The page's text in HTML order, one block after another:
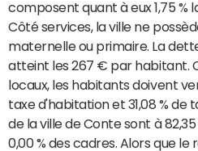
composent quant à eux 1,75 %
Côté services, la ville ne
maternelle ou primaire. La
atteint les 267 € par habitant.
locaux, les habitants doivent
taxe d'habitation et 31,08 % de
de la ville de Conte sont à
0,00 % des cadres. Alors que